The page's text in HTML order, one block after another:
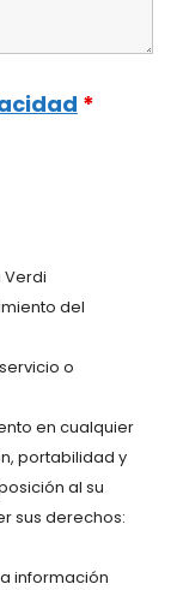
*
Verdi
del
o
en cualquier
portabilidad y
al su
sus derechos:
información